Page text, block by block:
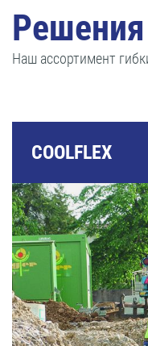
Наш ассортимент
COOLFLEX